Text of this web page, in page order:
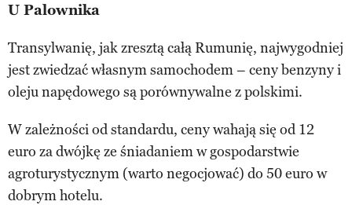
U Palownika
Transylwanię, jak zresztą całą Rumunię, najwygodniej
jest zwiedzać własnym samochodem – ceny benzyny i
oleju napędowego są porównywalne z polskimi.
W zależności od standardu, ceny wahają się od 12
euro za dwójkę ze śniadaniem w gospodarstwie
agroturystycznym (warto negocjować) do 50 euro w
dobrym hotelu.